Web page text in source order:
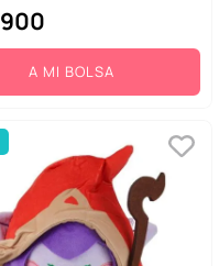
900
A MI BOLSA